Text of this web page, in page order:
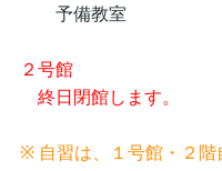
予備教室
２号館
終日閉館します。
※ 自習は、１号館・２階